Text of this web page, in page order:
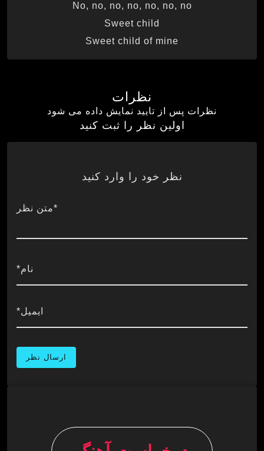
No, no, no, no, no, no, no
Sweet child
Sweet child of mine
نظرات
نظرات پس از تایید نمایش داده می شود
اولین نظر را ثبت کنید
نظر خود را وارد کنید
*متن نظر
نام*
ایمیل*